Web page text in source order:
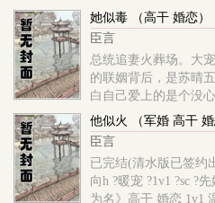
结，隐婚四年她才明
珺彦赢得大选，卫冕
婚协议书递到他面前
珺彦。女主：苏晴。
家。预警：1：非现
党不必
她似毒 （高干 婚恋）
臣言
总统追妻火葬场。大
的联姻背后，是苏晴
白自己爱上的是个没
苏晴亲手将离婚协议
章！
他似火 （军婚 高干 婚
臣言
已完结(清水版已签约
向h ?暖宠 ?1v1 ?sc ?
为名》高干 婚恋 1v1